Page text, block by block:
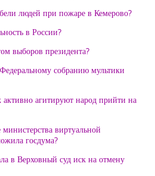
людей при пожаре в Кемерово?
в России?
выборов президента?
собранию мультики
активно агитируют народ прийти на
виртуальной
госдума?
в Верховный суд иск на отмену